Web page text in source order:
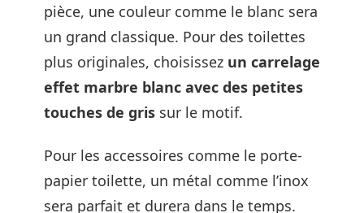
pièce, une couleur comme le blanc sera
un grand classique. Pour des toilettes
plus originales, choisissez un carrelage
effet marbre blanc avec des petites
touches de gris sur le motif.
Pour les accessoires comme le porte-
papier toilette, un métal comme l’inox
sera parfait et durera dans le temps.